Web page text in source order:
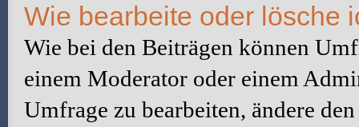
Wie bearbeite oder lösche
Wie bei den Beiträgen können
einem Moderator oder einem
Umfrage zu bearbeiten, ändere